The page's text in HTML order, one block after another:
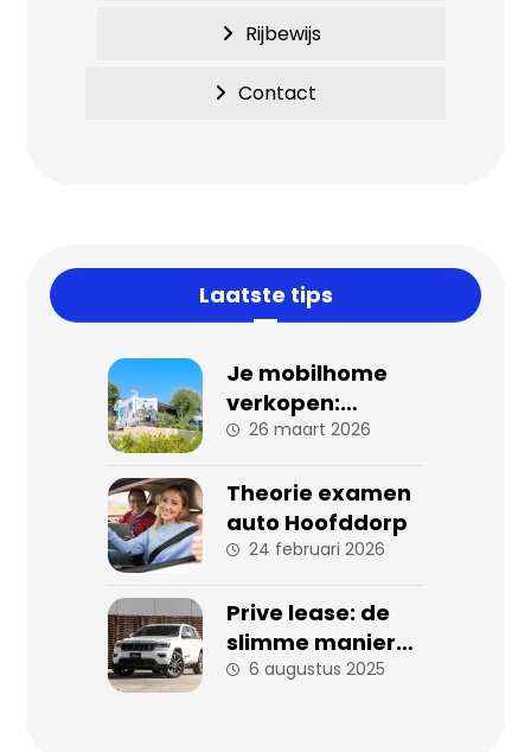
Rijbewijs
Contact
Laatste tips
Je mobilhome
verkopen:
stappen en tips
succesvolle
verkoop
26 maart 2026
Theorie examen
auto Hoofddorp
24 februari 2026
Prive lease: de
slimme manier
om zorgeloos
6 augustus 2025